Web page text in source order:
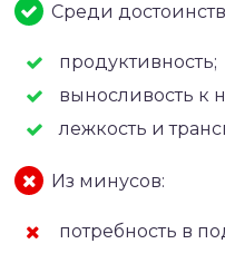
Среди
продуктивность;
выносливость к
лежкость и
Из минусов:
потребность в